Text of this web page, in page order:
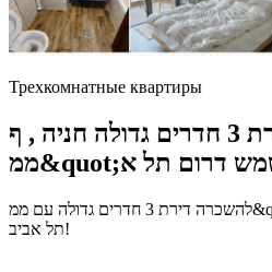
Трехкомнатные квартиры
ילהשכרה דירת 3 חדרים גדולה חניה , ף
להשכרה דירת 3 חדרים גדולה עם ממ&quot;ד , 2 מרפסות וחניה בדרום
תל אביב!